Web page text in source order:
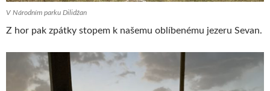
V Národním parku Dilidžan
Z hor pak zpátky stopem k našemu oblíbenému jezeru Sevan.